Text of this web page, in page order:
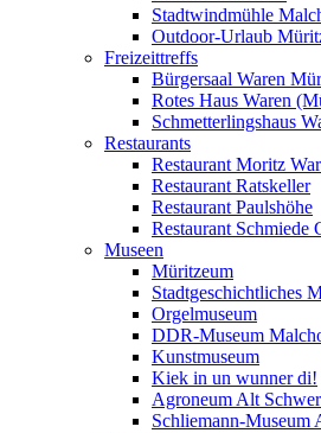
Stadtwindmühle
Outdoor-Urlaub
Freizeittreffs
Bürgersaal Waren
Rotes Haus Waren
Schmetterlingshaus
Restaurants
Restaurant Moritz
Restaurant Ratskeller
Restaurant Paulshöhe
Restaurant Schmiede
Museen
Müritzeum
Stadtgeschichtliches
Orgelmuseum
DDR-Museum
Kunstmuseum
Kiek in un wunner di!
Agroneum Alt
Schliemann-Museum